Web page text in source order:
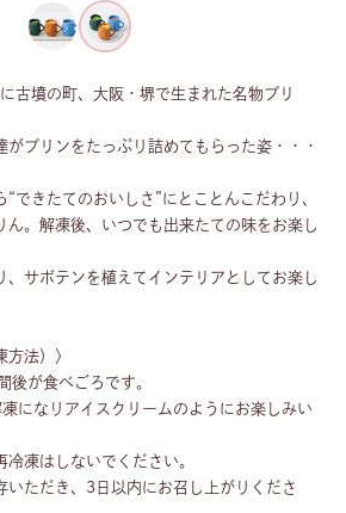
古墳の町、大阪・堺で生まれた名物プリ
がプリンをたっぷり詰めてもらった姿・・・
できたてのおいしさ”にとことんこだわり、
ん。解凍後、いつでも出来たての味をお楽し
、サボテンを植えてインテリアとしてお楽し
方法）〉
後が食べごろです。
になりアイスクリームのようにお楽しみい
凍はしないでください。
ただき、3日以内にお召し上がりくださ